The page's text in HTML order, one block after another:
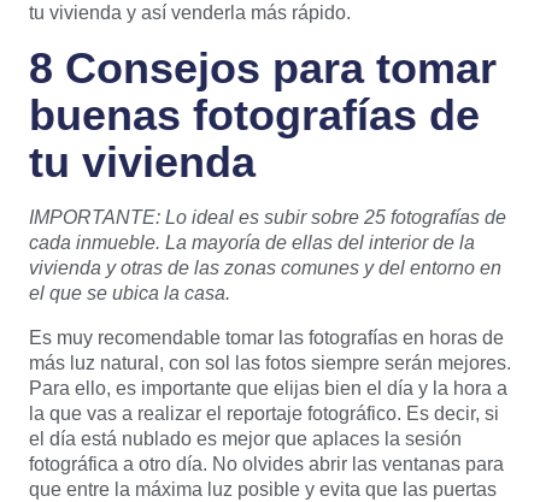
tu vivienda y así venderla más rápido.
8 Consejos para tomar
buenas fotografías de
tu vivienda
IMPORTANTE: Lo ideal es subir sobre 25 fotografías de
cada inmueble. La mayoría de ellas del interior de la
vivienda y otras de las zonas comunes y del entorno en
el que se ubica la casa.
Es muy recomendable tomar las fotografías en horas de
más luz natural, con sol las fotos siempre serán mejores.
Para ello, es importante que elijas bien el día y la hora a
la que vas a realizar el reportaje fotográfico. Es decir, si
el día está nublado es mejor que aplaces la sesión
fotográfica a otro día. No olvides abrir las ventanas para
que entre la máxima luz posible y evita que las puertas